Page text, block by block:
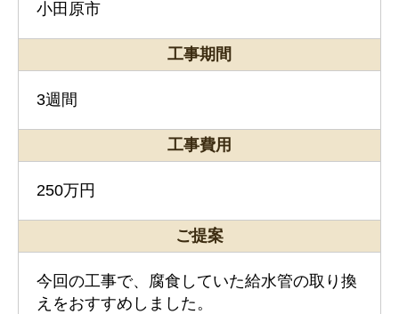
小田原市
工事期間
3週間
工事費用
250万円
ご提案
今回の工事で、腐食していた給水管の取り換
えをおすすめしました。